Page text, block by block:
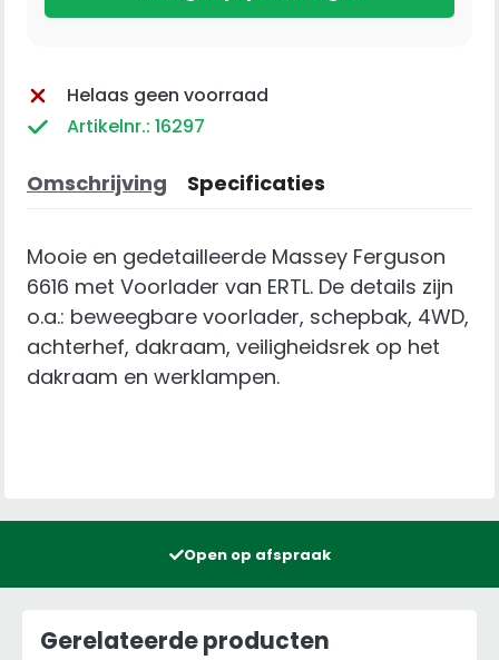
Helaas geen voorraad
Artikelnr.: 16297
Omschrijving Specificaties
Mooie en gedetailleerde Massey Ferguson
6616 met Voorlader van ERTL. De details zijn
o.a.: beweegbare voorlader, schepbak, 4WD,
achterhef, dakraam, veiligheidsrek op het
dakraam en werklampen.
Open op afspraak
Gerelateerde producten